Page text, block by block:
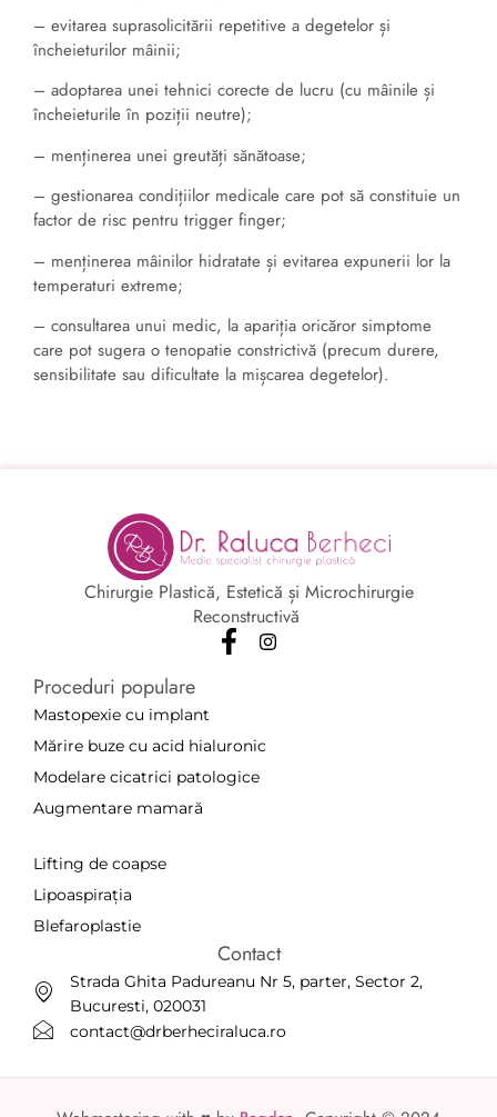
– evitarea suprasolicitării repetitive a degetelor și
încheieturilor mâinii;
– adoptarea unei tehnici corecte de lucru (cu mâinile și
încheieturile în poziții neutre);
– menținerea unei greutăți sănătoase;
– gestionarea condițiilor medicale care pot să constituie un
factor de risc pentru trigger finger;
– menținerea mâinilor hidratate și evitarea expunerii lor la
temperaturi extreme;
– consultarea unui medic, la apariția oricăror simptome
care pot sugera o tenopatie constrictivă (precum durere,
sensibilitate sau dificultate la mișcarea degetelor).
Chirurgie Plastică, Estetică și Microchirurgie
Reconstructivă
Proceduri populare
Mastopexie cu implant
Mărire buze cu acid hialuronic
Modelare cicatrici patologice
Augmentare mamară
Lifting de coapse
Lipoaspirația
Blefaroplastie
Contact
Strada Ghita Padureanu Nr 5, parter, Sector 2,
Bucuresti, 020031
contact@drberheciraluca.ro